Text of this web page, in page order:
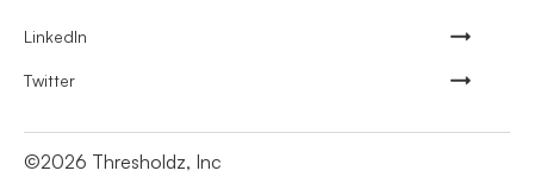
LinkedIn
Twitter
©2026 Thresholdz, Inc